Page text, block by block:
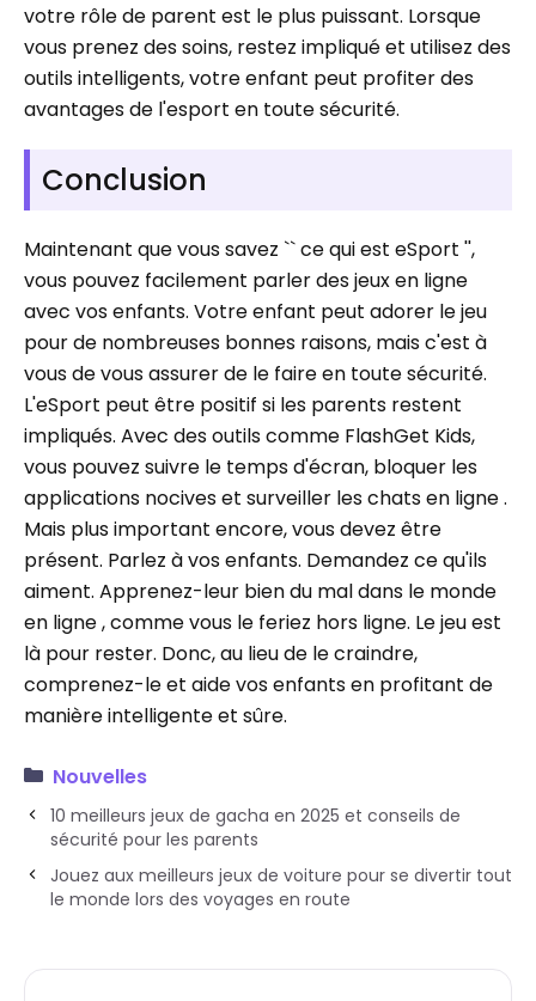
votre rôle de parent est le plus puissant. Lorsque
vous prenez des soins, restez impliqué et utilisez des
outils intelligents, votre enfant peut profiter des
avantages de l'esport en toute sécurité.
Conclusion
Maintenant que vous savez `` ce qui est eSport '',
vous pouvez facilement parler des jeux en ligne
avec vos enfants. Votre enfant peut adorer le jeu
pour de nombreuses bonnes raisons, mais c'est à
vous de vous assurer de le faire en toute sécurité.
L'eSport peut être positif si les parents restent
impliqués. Avec des outils comme FlashGet Kids,
vous pouvez suivre le temps d'écran, bloquer les
applications nocives et surveiller les chats en ligne .
Mais plus important encore, vous devez être
présent. Parlez à vos enfants. Demandez ce qu'ils
aiment. Apprenez-leur bien du mal dans le monde
en ligne , comme vous le feriez hors ligne. Le jeu est
là pour rester. Donc, au lieu de le craindre,
comprenez-le et aide vos enfants en profitant de
manière intelligente et sûre.
Nouvelles
10 meilleurs jeux de gacha en 2025 et conseils de
sécurité pour les parents
Jouez aux meilleurs jeux de voiture pour se divertir tout
le monde lors des voyages en route